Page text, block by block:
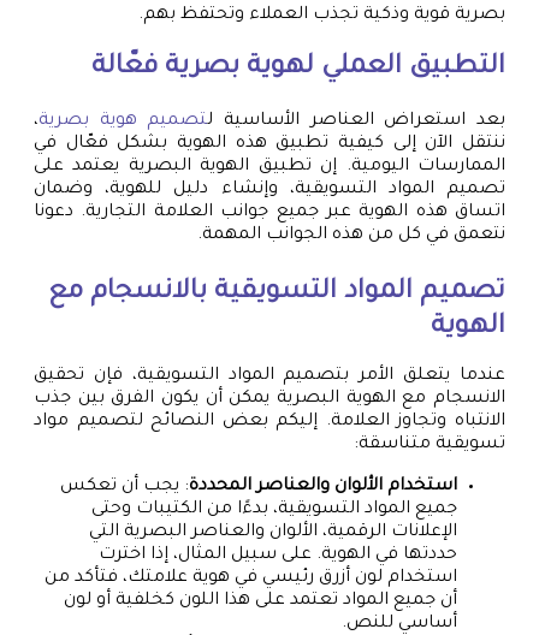
بصرية قوية وذكية تجذب العملاء وتحتفظ بهم.
التطبيق العملي لهوية بصرية فعّالة
بعد استعراض العناصر الأساسية لتصميم هوية بصرية،
ننتقل الآن إلى كيفية تطبيق هذه الهوية بشكل فعّال في
الممارسات اليومية. إن تطبيق الهوية البصرية يعتمد على
تصميم المواد التسويقية، وإنشاء دليل للهوية، وضمان
اتساق هذه الهوية عبر جميع جوانب العلامة التجارية. دعونا
نتعمق في كل من هذه الجوانب المهمة.
تصميم المواد التسويقية بالانسجام مع
الهوية
عندما يتعلق الأمر بتصميم المواد التسويقية، فإن تحقيق
الانسجام مع الهوية البصرية يمكن أن يكون الفرق بين جذب
الانتباه وتجاوز العلامة. إليكم بعض النصائح لتصميم مواد
تسويقية متناسقة:
استخدام الألوان والعناصر المحددة: يجب أن تعكس
جميع المواد التسويقية، بدءًا من الكتيبات وحتى
الإعلانات الرقمية، الألوان والعناصر البصرية التي
حددتها في الهوية. على سبيل المثال، إذا اخترت
استخدام لون أزرق رئيسي في هوية علامتك، فتأكد من
أن جميع المواد تعتمد على هذا اللون كخلفية أو لون
أساسي للنص.